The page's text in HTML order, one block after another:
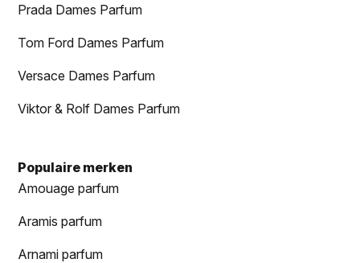
Prada Dames Parfum
Tom Ford Dames Parfum
Versace Dames Parfum
Viktor & Rolf Dames Parfum
Populaire merken
Amouage parfum
Aramis parfum
Arnami parfum